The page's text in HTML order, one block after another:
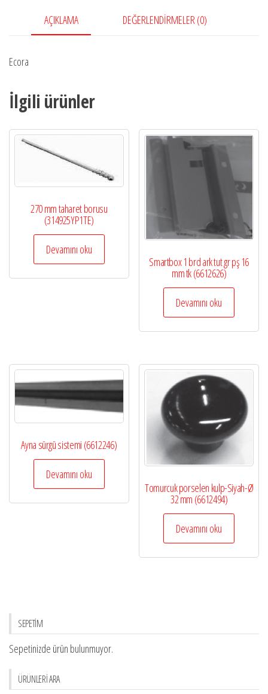
AÇIKLAMA DEĞERLENDIRMELER (0)
Ecora
İlgili ürünler
270 mm taharet borusu
(314925YP1TE)
Devamını oku
Smartbox 1 brd ark tut gr pş 16
mm tk (6612626)
Devamını oku
Ayna sürgü sistemi (6612246)
Devamını oku
Tomurcuk porselen kulp-Siyah-Ø
32 mm (6612494)
Devamını oku
SEPETİM
Sepetinizde ürün bulunmuyor.
ÜRÜNLERİ ARA